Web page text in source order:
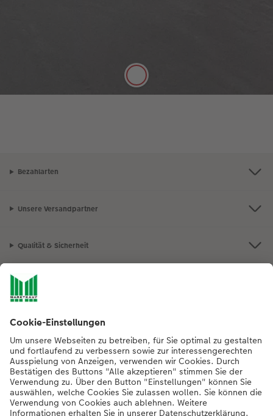
Bezahlarten
Unsere Versandpartner
Qualität & Sicherheit
Nachhaltigkeit bei CEWE
Mein Fotoservice
Informationen
Sortiment